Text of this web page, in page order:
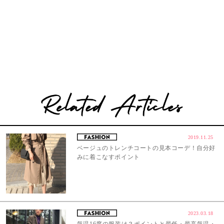
2019.11.25
ベージュのトレンチコートの見本コーデ！自分好
みに着こなすポイント
2023.03.18